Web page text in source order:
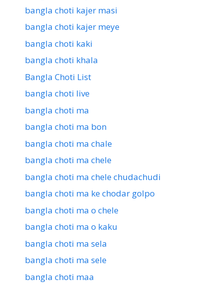
bangla choti kajer masi
bangla choti kajer meye
bangla choti kaki
bangla choti khala
Bangla Choti List
bangla choti live
bangla choti ma
bangla choti ma bon
bangla choti ma chale
bangla choti ma chele
bangla choti ma chele chudachudi
bangla choti ma ke chodar golpo
bangla choti ma o chele
bangla choti ma o kaku
bangla choti ma sela
bangla choti ma sele
bangla choti maa